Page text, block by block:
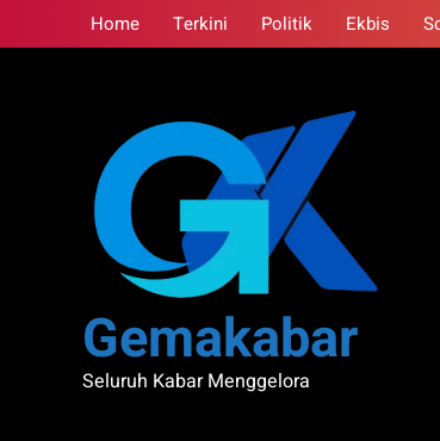
to
Home Terkini Politik Ekbis
Gemakabar
Seluruh Kabar Menggelora